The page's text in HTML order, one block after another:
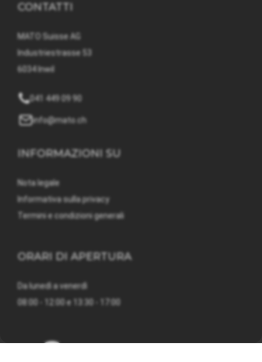
CONTATTI
MATO Suisse AG
Industriestrasse 53
6034 Inwil
041 449 09 90
info@mato.ch
INFORMAZIONI SU
Nota legale
Informativa sulla privacy
Termini e condizioni generali
ORARI DI APERTURA
Da lunedì a venerdì
08:00 - 12:00 e 13:30 - 17:00